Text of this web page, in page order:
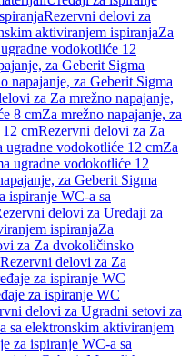
Rezervni delovi za
aktiviranjem ispiranjaZa
vodokotliće 12
za Geberit Sigma
napajanje, za Geberit Sigma
za Za mrežno napajanje,
8 cmZa mrežno napajanje, za
cmRezervni delovi za Za
ugradne vodokotliće 12 cmZa
ugradne vodokotliće 12
za Geberit Sigma
ispiranje WC-a sa
delovi za Uređaji za
ispiranjaZa
za Za dvokoličinsko
Rezervni delovi za Za
za ispiranje WC
za ispiranje WC
delovi za Ugradni setovi za
sa elektronskim aktiviranjem
za ispiranje WC-a sa